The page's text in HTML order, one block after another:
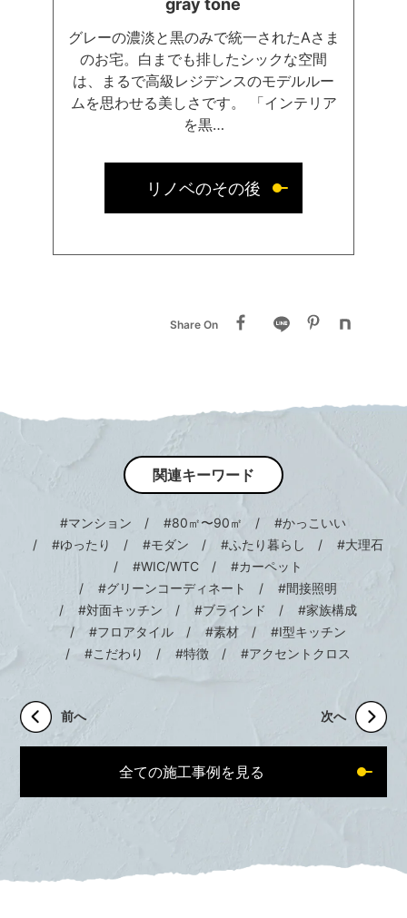
既存の洋室をそのままの広さで使った衣装部
屋。
お気に入りを並べて愛でられる
ファッション好きにとって憧れの空間です。
お2人のライフスタイルにも変化が。
夜の外出が減り、家でゆっくりと
食事や映画を楽しむ習慣が生まれたそう。
活躍。
ペットと暮らす上でのメリットも考えて選ん
新しいお住まいでの新しい暮らしに
また1つ、新しい楽しみが加わりそうです。
gray tone
グレーの濃淡と黒のみで統一されたAさま
のお宅。白までも排したシックな空間
は、まるで高級レジデンスのモデルルー
ムを思わせる美しさです。 「インテリア
を黒…
リノベのその後
Share On
関連キーワード
#マンション #80㎡〜90㎡
#かっこいい
#ゆったり
#モダン #ふたり暮らし
#大理石
#WIC/WTC
#カーペット
#グリーンコーディネート
#間接照明
#対面キッチン
#ブラインド
#家族構成
#フロアタイル
#素材
#Ⅰ型キッチン
#こだわり
#特徴 #アクセントクロス
前へ
全ての施工事例を見る
次へ